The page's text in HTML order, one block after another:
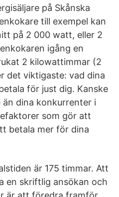
på Skånska
till exempel kan
på 2 000 watt, eller 2
igång en
2 kilowattimmar (2
det viktigaste: vad dina
för just dig. Kanske
dina konkurrenter i
som gör att
betala mer för dina
är 175 timmar. Att
en skriftlig ansökan och